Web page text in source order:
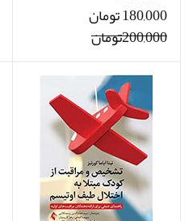
180,000 تومان
200,000تومان